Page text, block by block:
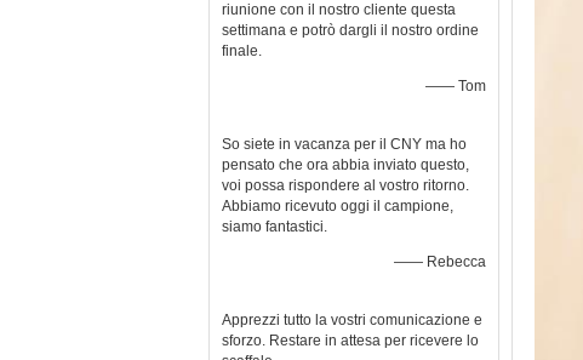
riunione con il nostro cliente questa
settimana e potrò dargli il nostro ordine
finale.
—— Tom
So siete in vacanza per il CNY ma ho
pensato che ora abbia inviato questo,
voi possa rispondere al vostro ritorno.
Abbiamo ricevuto oggi il campione,
siamo fantastici.
—— Rebecca
Apprezzi tutto la vostri comunicazione e
sforzo. Restare in attesa per ricevere lo